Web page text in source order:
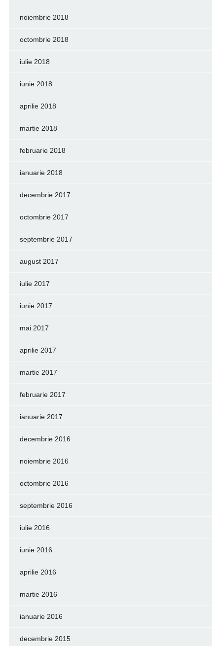
noiembrie 2018
octombrie 2018
iulie 2018
iunie 2018
aprilie 2018
martie 2018
februarie 2018
ianuarie 2018
decembrie 2017
octombrie 2017
septembrie 2017
august 2017
iulie 2017
iunie 2017
mai 2017
aprilie 2017
martie 2017
februarie 2017
ianuarie 2017
decembrie 2016
noiembrie 2016
octombrie 2016
septembrie 2016
iulie 2016
iunie 2016
aprilie 2016
martie 2016
ianuarie 2016
decembrie 2015